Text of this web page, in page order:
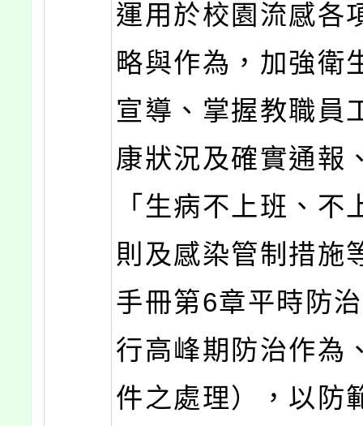
運用於校園流感各
略與作為，加強衛
宣導、掌握教職員
康狀況及確實通報
「生病不上班、不
則及感染管制措施
手冊第6章平時防
行高峰期防治作為
件之處理），以防